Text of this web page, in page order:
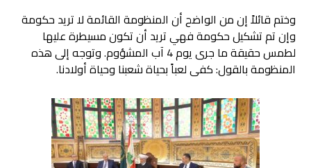
وختم قائلاً إن من الواضح أن المنظومة القائمة لا تريد حكومة
وإن تم تشكيل حكومة فهي تريد أن تكون مسيطرة عليها
لطمس حقيقة ما جرى يوم 4 آب المشؤوم. وتوجه إلى هذه
المنظومة بالقول: كفى لعباً بحياة شعبنا وحياة أولادنا.